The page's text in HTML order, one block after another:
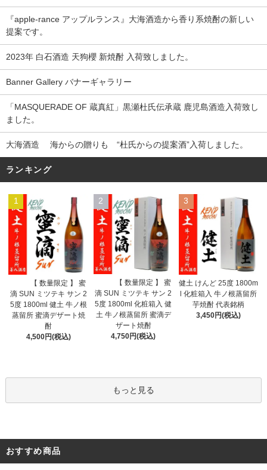
『apple-rance アップルランス』大海酒造から香り系焼酎の新しい
提案です。
2023年 白石酒造 天狗櫻 新焼酎 入荷致しました。
Banner Gallery バナーギャラリー
「MASQUERADE OF 蔵真紅」黒瀬杜氏伝承蔵 鹿児島酒造入荷致し
ました。
大海酒造 海からの贈りも “杜氏からの提案酒”入荷しました。
ランキング
1
【 数量限定 】 蜜
滴 SUN ミツテキ サン 2
5度 1800ml 健土 牛ノ根
蒸留所 蜜滴デザート焼
酎
4,500円(税込)
2
【 数量限定 】 蜜
滴 SUN ミツテキ サン 2
5度 1800ml 化粧箱入 健
土 牛ノ根蒸留所 蜜滴デ
ザート焼酎
4,750円(税込)
3
健土 けんど 25度 1800m
l 化粧箱入 牛ノ根蒸留所
芋焼酎 代表銘柄
3,450円(税込)
もっと見る
おすすめ商品